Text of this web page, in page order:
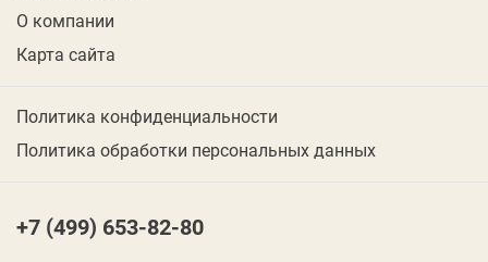
О компании
Карта сайта
Политика конфиденциальности
Политика обработки персональных данных
+7 (499) 653-82-80